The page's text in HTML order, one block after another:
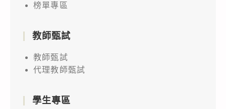
榜單專區
教師甄試
教師甄試
代理教師甄試
學生專區